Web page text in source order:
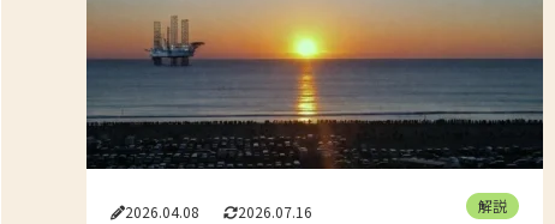
2026.04.08 2026.07.16 解説